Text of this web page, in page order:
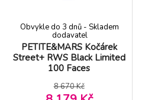
PETITE&MARS Kočárek
Street+ RWS Black Limited
100 Faces
Obvykle do 3 dnů - Skladem
dodavatel
8 670 Kč